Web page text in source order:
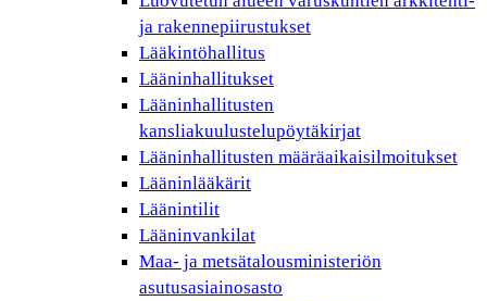
ja rakennepiirustukset
Lääkintöhallitus
Lääninhallitukset
Lääninhallitusten
kansliakuulustelupöytäkirjat
Lääninhallitusten määräaikaisilmoitukset
Lääninlääkärit
Läänintilit
Lääninvankilat
Maa- ja metsätalousministeriön
asutusasiainosasto